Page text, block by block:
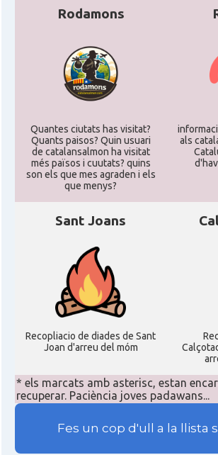
Rodamons
Quantes ciutats has visitat?
Quants paisos? Quin usuari
de catalansalmon ha visitat
més països i cuutats? quins
son els que mes agraden i els
que menys?
als
Sant Joans
Recopliacio de diades de Sant
Joan d'arreu del móm
* els marcats amb asterisc, estan
recuperar. Paciència joves padawans...
Fes un cop d'ull a la llista